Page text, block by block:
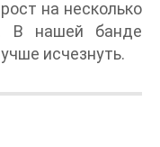
на несколько
В нашей банде
исчезнуть.